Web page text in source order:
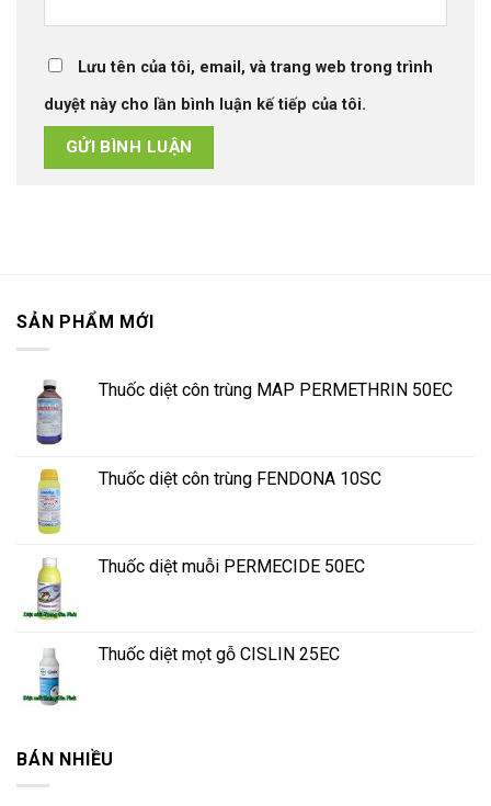
Lưu tên của tôi, email, và trang web trong trình
duyệt này cho lần bình luận kế tiếp của tôi.
SẢN PHẨM MỚI
Thuốc diệt côn trùng MAP PERMETHRIN 50EC
Thuốc diệt côn trùng FENDONA 10SC
Thuốc diệt muỗi PERMECIDE 50EC
Thuốc diệt mọt gỗ CISLIN 25EC
BÁN NHIỀU